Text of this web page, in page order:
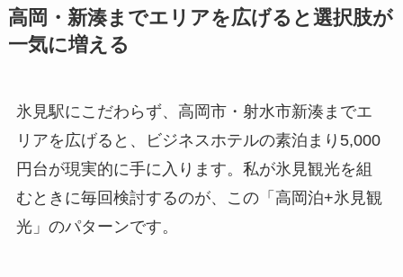
高岡・新湊までエリアを広げると選択肢が
一気に増える
氷見駅にこだわらず、高岡市・射水市新湊までエ
リアを広げると、ビジネスホテルの素泊まり5,000
円台が現実的に手に入ります。私が氷見観光を組
むときに毎回検討するのが、この「高岡泊+氷見観
光」のパターンです。